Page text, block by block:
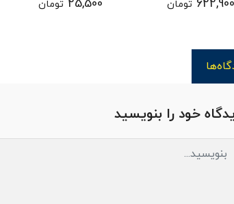
اپيروس
622,900 تومان 25,500 تومان
خود را بنویسید